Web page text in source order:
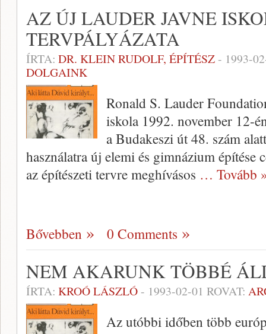
AZ ÚJ LAUDER JAVNE
TERVPÁLYÁZATA
ÍRTA: DR. KLEIN RUDOLF, ÉPÍTÉSZ- 1993-
DOLGAINK
Ronald S. Lauder
iskola 1992. november 12-
a Budakeszi út 48. szám
használatra új elemi és gimnázium
az építészeti tervre meghívásos … Tovább
Bővebben 0 Comments
NEM AKARUNK TÖBBÉ
ÍRTA: KROÓ LÁSZLÓ- 1993-02-01 ROVAT:
Az utóbbi időben több